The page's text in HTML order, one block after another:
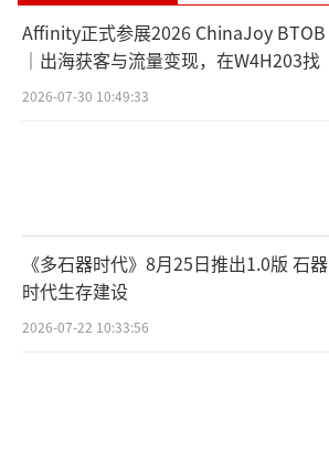
Affinity正式参展2026 ChinaJoy BTOB
｜出海获客与流量变现，在W4H203找
2026-07-30 10:49:33
《多石器时代》8月25日推出1.0版 石器
时代生存建设
2026-07-22 10:33:56